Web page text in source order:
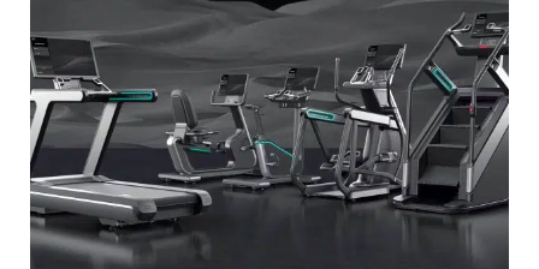
avec
Onyx®,
l’expérience
ultime
de
l’entraînement
cardiovasculaire